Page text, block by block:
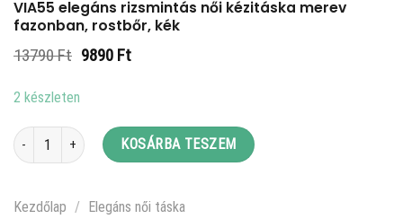
VIA55 elegáns rizsmintás női kézitáska merev
fazonban, rostbőr, kék
13790Ft Original
9890 FtCurrent
2 készleten
VIA55 elegáns rizsmintás női kézitáska merev fazonban, rostbőr, kék
KOSÁRBA TESZEM
Kezdőlap /
Elegáns női táska